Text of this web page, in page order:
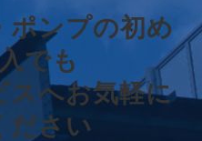
ポンプの初め
でも
スへお気軽に
ださい